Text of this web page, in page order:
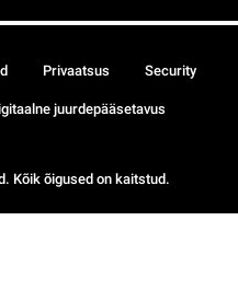
Kõik õigused on kaitstud.
Privaatsus Security
juurdepääsetavus